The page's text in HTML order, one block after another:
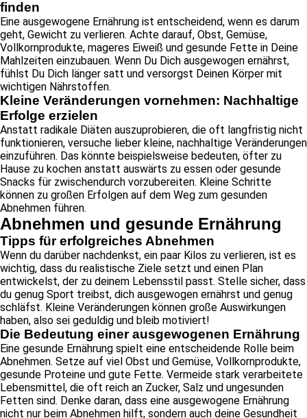
finden
Eine ausgewogene Ernährung ist entscheidend, wenn es darum
geht, Gewicht zu verlieren. Achte darauf, Obst, Gemüse,
Vollkornprodukte, mageres Eiweiß und gesunde Fette in Deine
Mahlzeiten einzubauen. Wenn Du Dich ausgewogen ernährst,
fühlst Du Dich länger satt und versorgst Deinen Körper mit
wichtigen Nährstoffen.
Kleine Veränderungen vornehmen: Nachhaltige
Erfolge erzielen
Anstatt radikale Diäten auszuprobieren, die oft langfristig nicht
funktionieren, versuche lieber kleine, nachhaltige Veränderungen
einzuführen. Das könnte beispielsweise bedeuten, öfter zu
Hause zu kochen anstatt auswärts zu essen oder gesunde
Snacks für zwischendurch vorzubereiten. Kleine Schritte
können zu großen Erfolgen auf dem Weg zum gesunden
Abnehmen führen.
Abnehmen und gesunde Ernährung
Tipps für erfolgreiches Abnehmen
Wenn du darüber nachdenkst, ein paar Kilos zu verlieren, ist es
wichtig, dass du realistische Ziele setzt und einen Plan
entwickelst, der zu deinem Lebensstil passt. Stelle sicher, dass
du genug Sport treibst, dich ausgewogen ernährst und genug
schläfst. Kleine Veränderungen können große Auswirkungen
haben, also sei geduldig und bleib motiviert!
Die Bedeutung einer ausgewogenen Ernährung
Eine gesunde Ernährung spielt eine entscheidende Rolle beim
Abnehmen. Setze auf viel Obst und Gemüse, Vollkornprodukte,
gesunde Proteine und gute Fette. Vermeide stark verarbeitete
Lebensmittel, die oft reich an Zucker, Salz und ungesunden
Fetten sind. Denke daran, dass eine ausgewogene Ernährung
nicht nur beim Abnehmen hilft, sondern auch deine Gesundheit